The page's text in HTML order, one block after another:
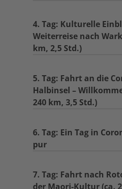
4. Tag: Kulturelle
Weiterreise nach
km, 2,5 Std.)
5. Tag: Fahrt an die
Halbinsel –
240 km, 3,5 Std.)
6. Tag: Ein Tag in
pur
7. Tag: Fahrt nach
der Maori-Kultur (ca.